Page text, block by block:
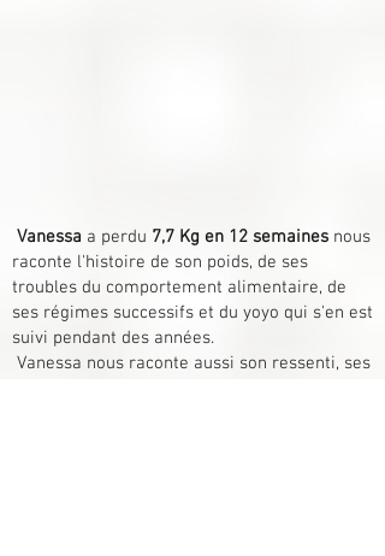
Vanessa a perdu 7,7 Kg en 12 semaines nous
raconte l'histoire de son poids, de ses
troubles du comportement alimentaire, de
ses régimes successifs et du yoyo qui s'en est
suivi pendant des années.
Vanessa nous raconte aussi son ressenti, ses